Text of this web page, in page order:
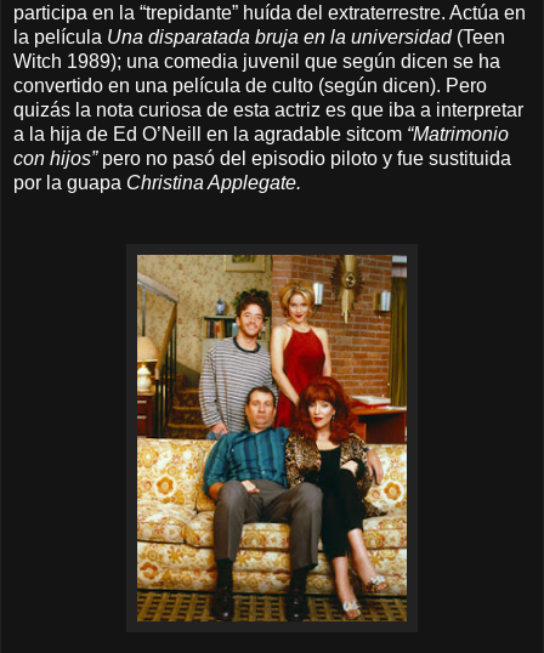
participa en la “trepidante” huída del extraterrestre. Actúa en
la película Una disparatada bruja en la universidad(Teen
Witch 1989); una comedia juvenil que según dicen se ha
convertido en una película de culto (según dicen). Pero
quizás la nota curiosa de esta actriz es que iba a interpretar
a la hija de Ed O’Neill en la agradable sitcom “Matrimonio
con hijos”pero no pasó del episodio piloto y fue sustituida
por la guapa Christina Applegate.